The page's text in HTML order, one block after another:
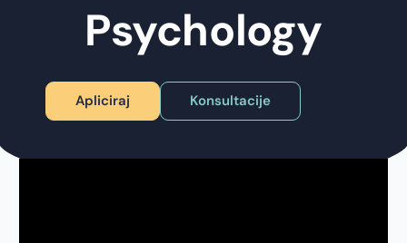
Psychology
Apliciraj Konsultacije